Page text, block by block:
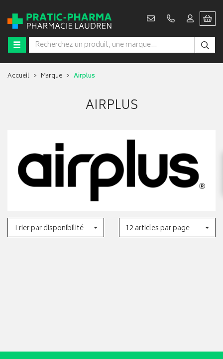
Accueil Marque Airplus
AIRPLUS
Trier par disponibilité 12 articles par page